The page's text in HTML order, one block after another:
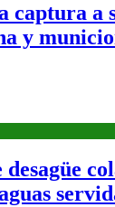
captura a
y